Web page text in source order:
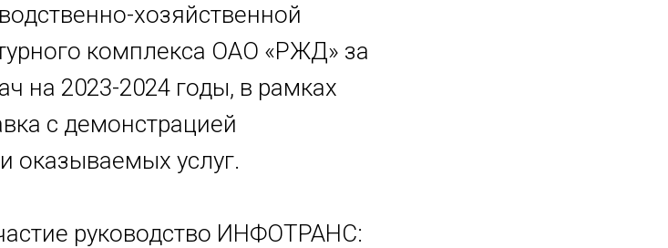
хозяйственной
комплекса ОАО «РЖД» за
на 2023-2024 годы, в рамках
с демонстрацией
оказываемых услуг.
руководство ИНФОТРАНС: